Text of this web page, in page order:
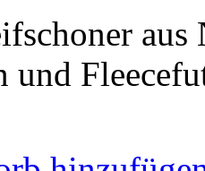
und